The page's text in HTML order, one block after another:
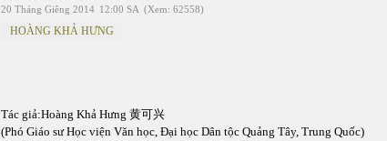
20 Tháng Giêng 2014 12:00 SA (Xem: 62558)
HOÀNG KHẢ HƯNG
Tác giả:Hoàng Khả Hưng 黄可兴
(Phó Giáo sư Học viện Văn học, Đại học Dân tộc Quảng Tây, Trung Quốc)